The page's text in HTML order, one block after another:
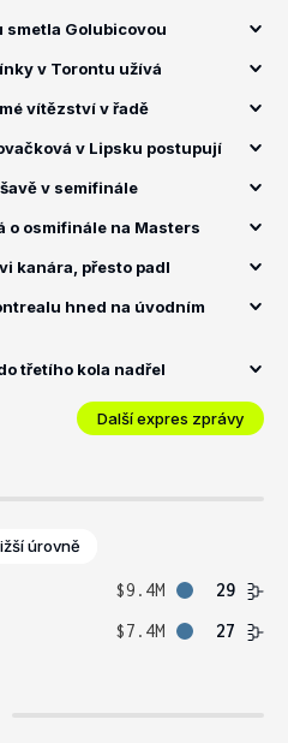
smetla Golubicovou
v Torontu užívá
vítězství v řadě
v Lipsku postupují
v semifinále
o osmifinále na Masters
kanára, přesto padl
hned na úvodním
třetího kola nadřel
Další expres zprávy
úrovně
$9.4M
29
$7.4M 27